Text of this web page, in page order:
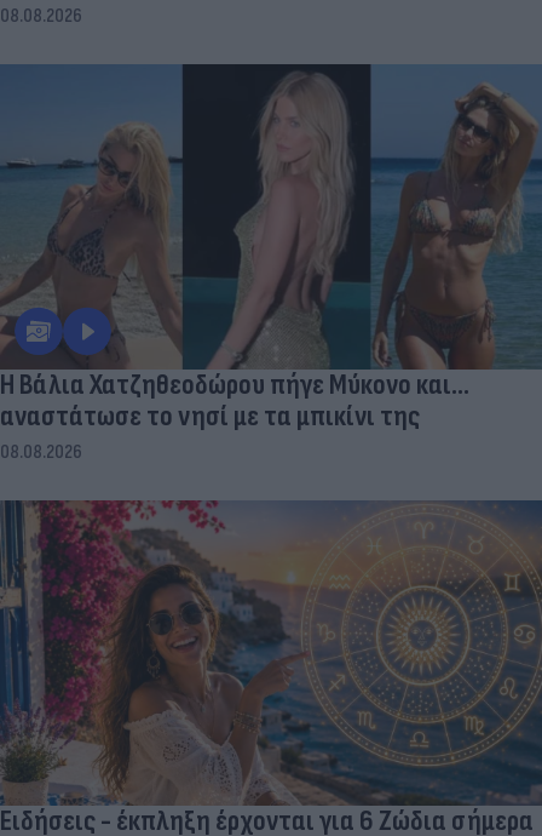
08.08.2026
Η Βάλια Χατζηθεοδώρου πήγε Μύκονο και...
αναστάτωσε το νησί με τα μπικίνι της
08.08.2026
Ειδήσεις - έκπληξη έρχονται για 6 Ζώδια σήμερα